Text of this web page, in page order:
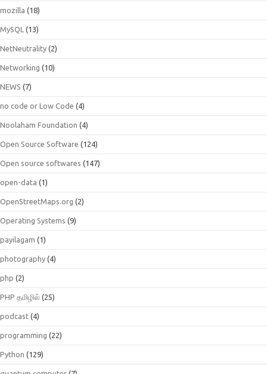
mozilla (18)
MySQL (13)
NetNeutrality (2)
Networking (10)
NEWS (7)
no code or Low Code (4)
Noolaham Foundation (4)
Open Source Software (124)
Open source softwares (147)
open-data (1)
OpenStreetMaps.org (2)
Operating Systems (9)
payilagam (1)
photography (4)
php (2)
PHP தமிழில் (25)
podcast (4)
programming (22)
Python (129)